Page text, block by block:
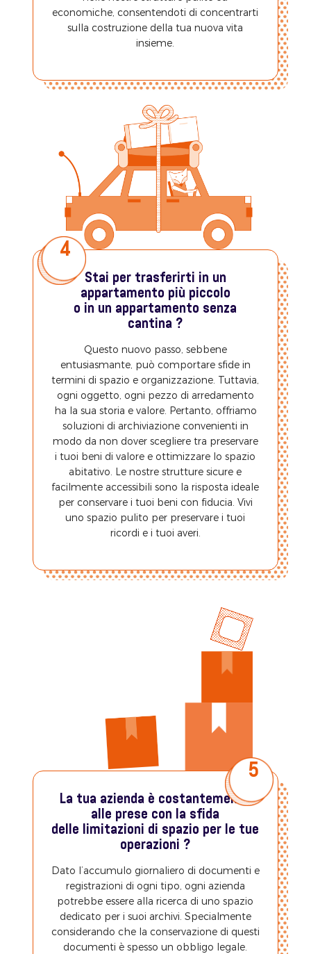
economiche, consentendoti di concentrarti
sulla costruzione della tua nuova vita
insieme.
4
Stai per trasferirti in un
appartamento più piccolo
o in un appartamento senza
cantina ?
Questo nuovo passo, sebbene
entusiasmante, può comportare sfide in
termini di spazio e organizzazione. Tuttavia,
ogni oggetto, ogni pezzo di arredamento
ha la sua storia e valore. Pertanto, offriamo
soluzioni di archiviazione convenienti in
modo da non dover scegliere tra preservare
i tuoi beni di valore e ottimizzare lo spazio
abitativo. Le nostre strutture sicure e
facilmente accessibili sono la risposta ideale
per conservare i tuoi beni con fiducia. Vivi
uno spazio pulito per preservare i tuoi
ricordi e i tuoi averi.
5
La tua azienda è costantemente
alle prese con la sfida
delle limitazioni di spazio per le tue
operazioni ?
Dato l’accumulo giornaliero di documenti e
registrazioni di ogni tipo, ogni azienda
potrebbe essere alla ricerca di uno spazio
dedicato per i suoi archivi. Specialmente
considerando che la conservazione di questi
documenti è spesso un obbligo legale.